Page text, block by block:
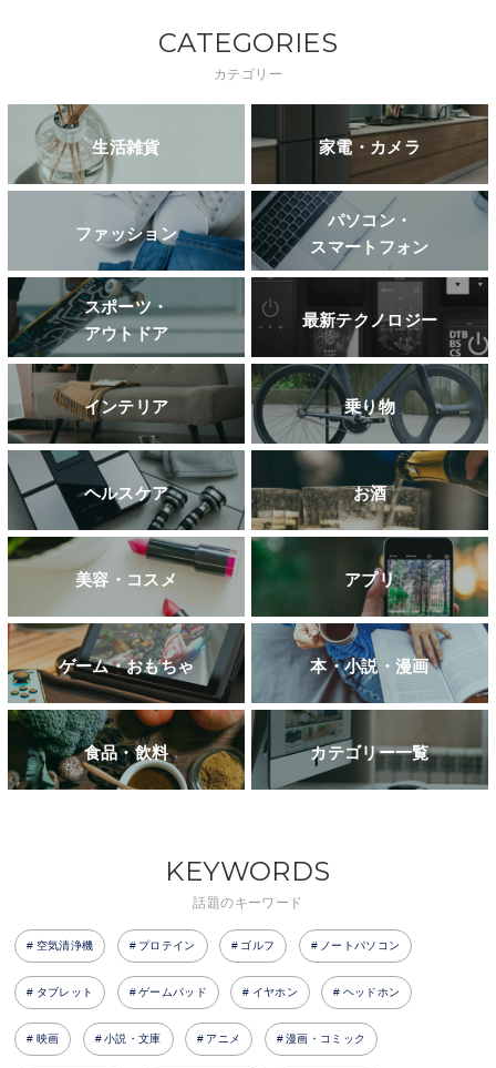
CATEGORIES
カテゴリー
生活雑貨 家電・カメラ
ファッション
パソコン・
スマートフォン
スポーツ・
アウトドア
最新テクノロジー
インテリア 乗り物
ヘルスケア お酒
美容・コスメ アプリ
ゲーム・おもちゃ 本・小説・漫画
食品・飲料 カテゴリー一覧
KEYWORDS
話題のキーワード
空気清浄機 プロテイン ゴルフ ノートパソコン
タブレット ゲームパッド イヤホン ヘッドホン
映画 小説・文庫 アニメ 漫画・コミック